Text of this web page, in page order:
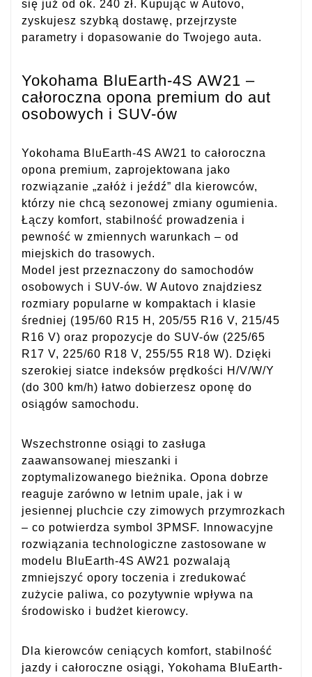
się już od ok. 240 zł. Kupując w Autovo,
zyskujesz szybką dostawę, przejrzyste
parametry i dopasowanie do Twojego auta.
Yokohama BluEarth-4S AW21 –
całoroczna opona premium do aut
osobowych i SUV-ów
Yokohama BluEarth-4S AW21 to całoroczna
opona premium, zaprojektowana jako
rozwiązanie „załóż i jeźdź” dla kierowców,
którzy nie chcą sezonowej zmiany ogumienia.
Łączy komfort, stabilność prowadzenia i
pewność w zmiennych warunkach – od
miejskich do trasowych.
Model jest przeznaczony do samochodów
osobowych i SUV-ów. W Autovo znajdziesz
rozmiary popularne w kompaktach i klasie
średniej (195/60 R15 H, 205/55 R16 V, 215/45
R16 V) oraz propozycje do SUV-ów (225/65
R17 V, 225/60 R18 V, 255/55 R18 W). Dzięki
szerokiej siatce indeksów prędkości H/V/W/Y
(do 300 km/h) łatwo dobierzesz oponę do
osiągów samochodu.
Wszechstronne osiągi to zasługa
zaawansowanej mieszanki i
zoptymalizowanego bieżnika. Opona dobrze
reaguje zarówno w letnim upale, jak i w
jesiennej pluchcie czy zimowych przymrozkach
– co potwierdza symbol 3PMSF. Innowacyjne
rozwiązania technologiczne zastosowane w
modelu BluEarth-4S AW21 pozwalają
zmniejszyć opory toczenia i zredukować
zużycie paliwa, co pozytywnie wpływa na
środowisko i budżet kierowcy.
Dla kierowców ceniących komfort, stabilność
jazdy i całoroczne osiągi, Yokohama BluEarth-